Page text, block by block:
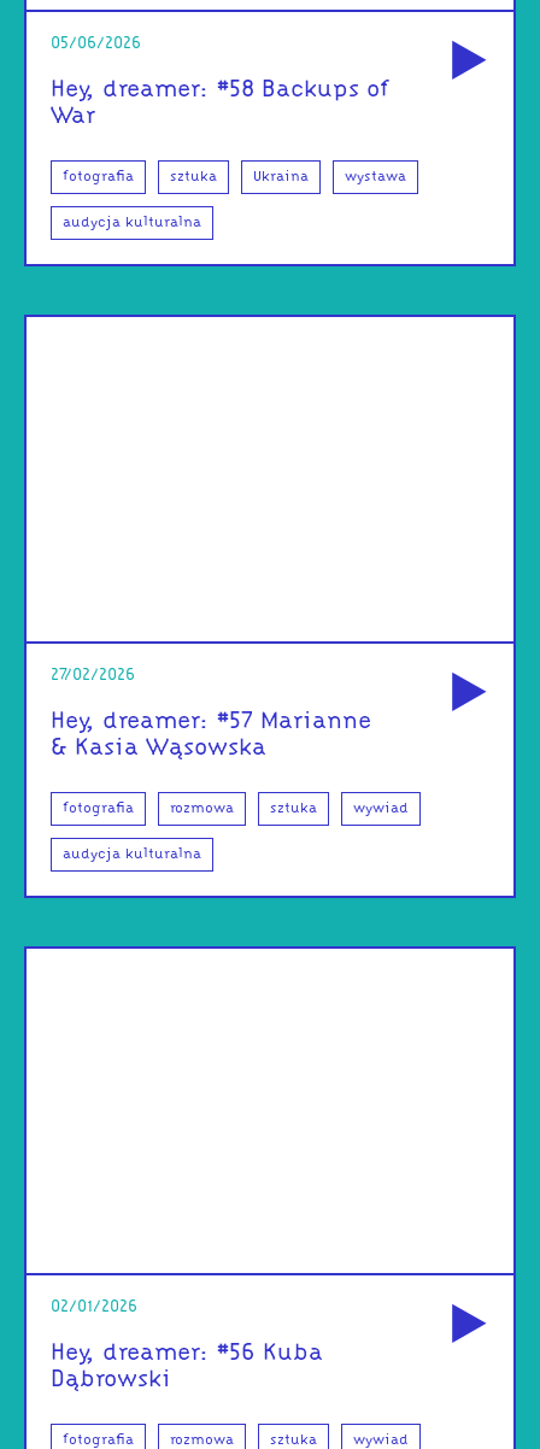
05/06/2026
Hey, dreamer: #58 Backups of
War
fotografia sztuka Ukraina wystawa
audycja kulturalna
27/02/2026
Hey, dreamer: #57 Marianne
& Kasia Wąsowska
fotografia rozmowa sztuka wywiad
audycja kulturalna
02/01/2026
Hey, dreamer: #56 Kuba
Dąbrowski
fotografia rozmowa sztuka wywiad